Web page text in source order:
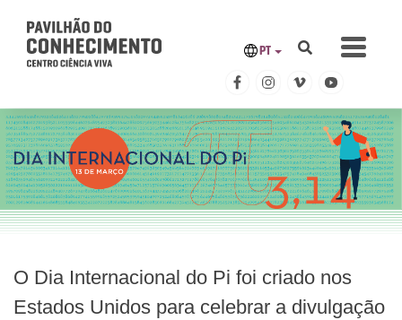
PT
O Dia Internacional do Pi foi criado nos
Estados Unidos para celebrar a divulgação